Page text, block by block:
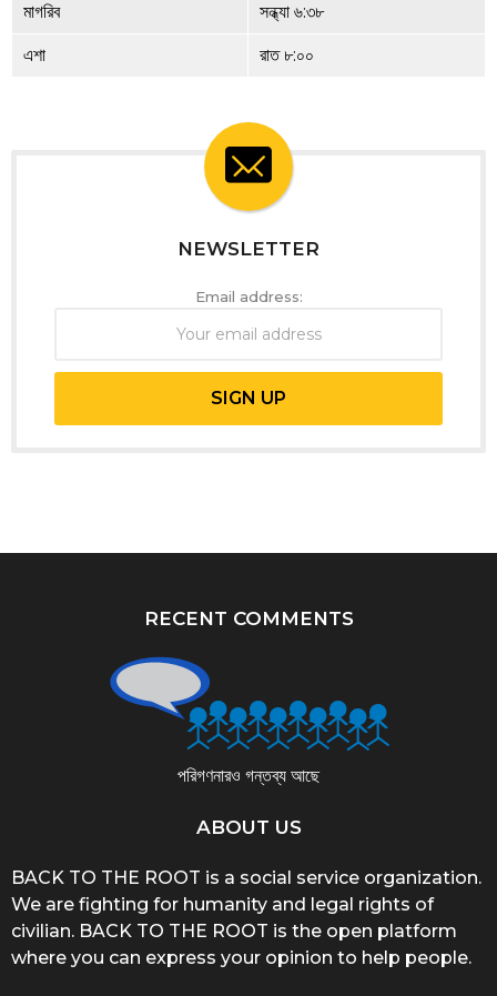
মাগরিব সন্ধ্যা ৬:৩৮
এশা রাত ৮:০০
NEWSLETTER
Email address:
RECENT COMMENTS
পরিগণনারও গন্তব্য আছে
ABOUT US
BACK TO THE ROOT is a social service organization.
We are fighting for humanity and legal rights of
civilian. BACK TO THE ROOT is the open platform
where you can express your opinion to help people.